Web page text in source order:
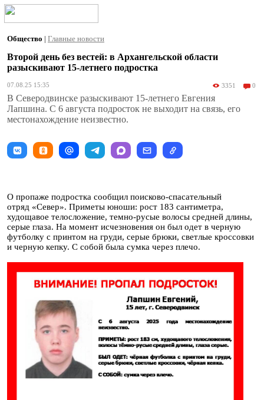
Общество | Главные новости
Второй день без вестей: в Архангельской области
разыскивают 15-летнего подростка
07.08.25 15:35 3351 0
В Северодвинске разыскивают 15-летнего Евгения
Лапшина. С 6 августа подросток не выходит на связь, его
местонахождение неизвестно.
О пропаже подростка сообщил поисково-спасательный
отряд «Север». Приметы юноши: рост 183 сантиметра,
худощавое телосложение, темно-русые волосы средней длины,
серые глаза. На момент исчезновения он был одет в черную
футболку с принтом на груди, серые брюки, светлые кроссовки
и черную кепку. С собой была сумка через плечо.